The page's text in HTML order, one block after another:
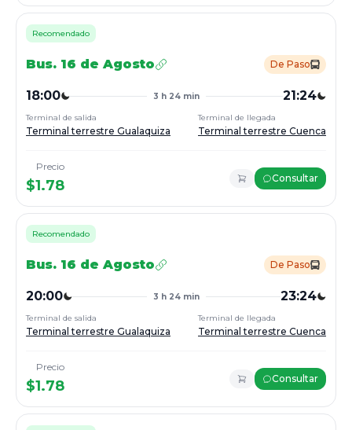
Recomendado
Bus. 16 de Agosto De Paso
18:00 3 h 24 min 21:24
Terminal de salida
Terminal terrestre Gualaquiza
Terminal de llegada
Terminal terrestre Cuenca
Precio
$1.78 Consultar
Recomendado
Bus. 16 de Agosto De Paso
20:00 3 h 24 min 23:24
Terminal de salida
Terminal terrestre Gualaquiza
Terminal de llegada
Terminal terrestre Cuenca
Precio
$1.78 Consultar